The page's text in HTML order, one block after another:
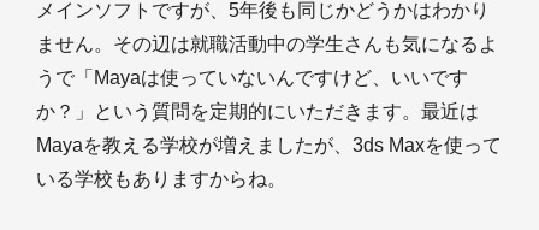
メインソフトですが、5年後も同じかどうかはわかり
ません。その辺は就職活動中の学生さんも気になるよ
うで「Mayaは使っていないんですけど、いいです
か？」という質問を定期的にいただきます。最近は
Mayaを教える学校が増えましたが、3ds Maxを使って
いる学校もありますからね。